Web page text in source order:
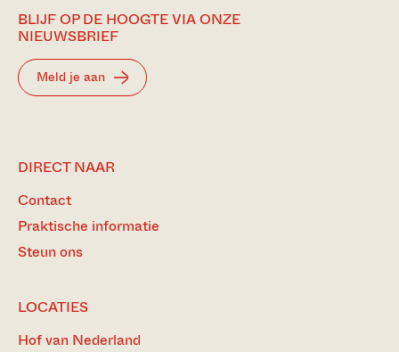
BLIJF OP DE HOOGTE VIA ONZE
NIEUWSBRIEF
Meld je aan
DIRECT NAAR
Contact
Praktische informatie
Steun ons
LOCATIES
Hof van Nederland